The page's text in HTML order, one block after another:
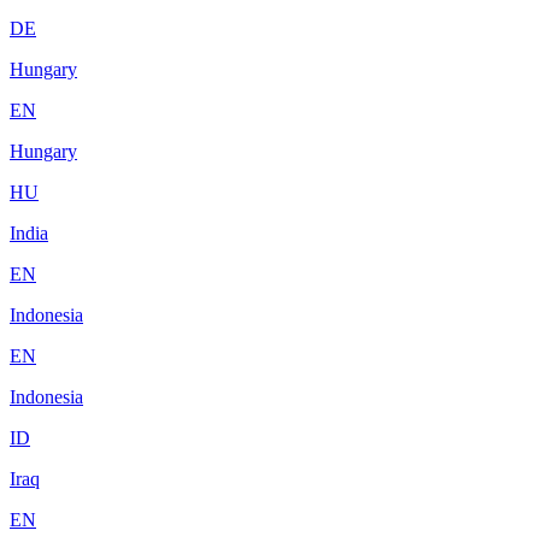
DE
Hungary
EN
Hungary
HU
India
EN
Indonesia
EN
Indonesia
ID
Iraq
EN